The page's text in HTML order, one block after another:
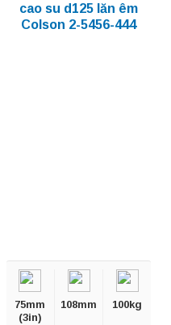
cao su d125 lăn êm
Colson 2-5456-444
75mm
(3in)
108mm 100kg